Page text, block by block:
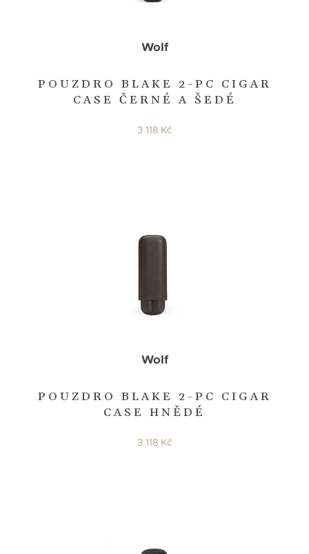
POUZDRO BLAKE 2-PC CIGAR
CASE ČERNÉ A ŠEDÉ
Wolf
3 118 Kč
POUZDRO BLAKE 2-PC CIGAR
CASE HNĚDÉ
Wolf
3 118 Kč